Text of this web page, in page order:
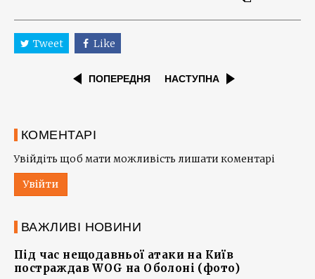
Tweet Like
ПОПЕРЕДНЯ НАСТУПНА
КОМЕНТАРІ
Увійдіть щоб мати можливість лишати коментарі
Увійти
ВАЖЛИВІ НОВИНИ
Під час нещодавньої атаки на Київ
постраждав WOG на Оболоні (фото)